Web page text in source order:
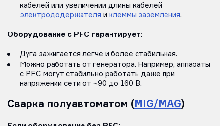
кабелей или увеличении длины кабелей
электрододержателя и клеммы заземления.
Оборудование с PFC гарантирует:
Дуга зажигается легче и более стабильная.
Можно работать от генератора. Например, аппараты
с PFC могут стабильно работать даже при
напряжении сети от ~90 до 160 В.
Сварка полуавтоматом (MIG/MAG)